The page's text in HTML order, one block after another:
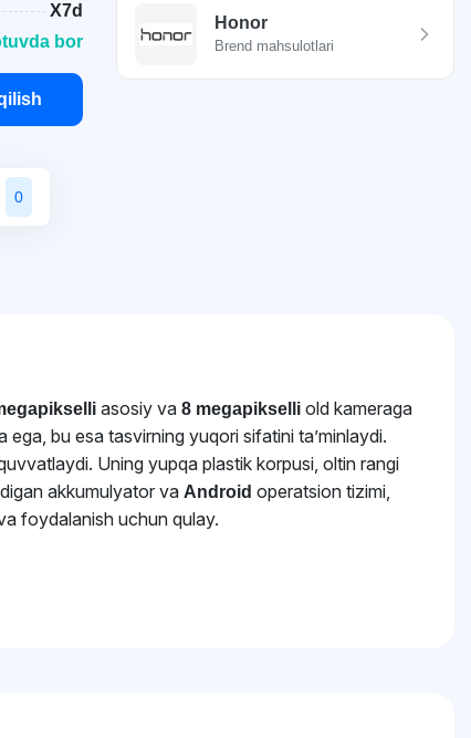
X7d
bor
0
Honor
Brend mahsulotlari
asosiy va 8 megapikselli old kameraga
ega, bu esa tasvirning yuqori sifatini ta’minlaydi.
Uning yupqa plastik korpusi, oltin rangi
akkumulyator va Android operatsion tizimi,
foydalanish uchun qulay.